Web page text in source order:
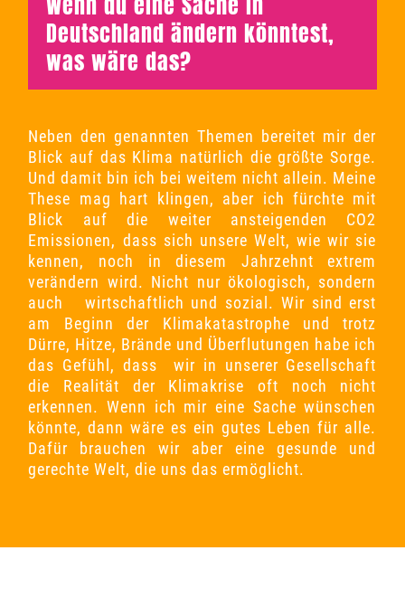
Deutschland ändern könntest,
was wäre das?
Neben den genannten Themen bereitet mir der
Blick auf das Klima natürlich diegrößte Sorge.
Und damit bin ich bei weitem nicht allein. Meine
These mag hart klingen, aber ich fürchte mit
Blick auf die weiter ansteigenden CO2
Emissionen, dass sich unsere Welt, wie wir sie
kennen, noch in diesem Jahrzehnt extrem
verändern wird. Nicht nur ökologisch, sondern
auch wirtschaftlich und sozial. Wir sind erst
am Beginn der Klimakatastrophe und trotz
Dürre, Hitze, Brände und Überflutungen habe ich
das Gefühl, dass wir in unserer Gesellschaft
die Realität der Klimakrise oft noch nicht
erkennen. Wenn ich mir eine Sache wünschen
könnte, dann wäre es ein gutes Leben für alle.
Dafür brauchen wir aber eine gesunde und
gerechte Welt, die uns das ermöglicht.